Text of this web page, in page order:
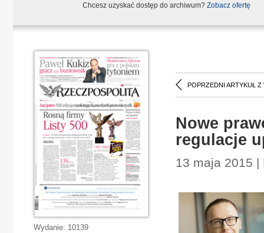
Chcesz uzyskać dostęp do archiwum? Zobacz ofertę
POPRZEDNI ARTYKUŁ Z
Nowe
regulacje
13 maja 2015
Wydanie: 10139